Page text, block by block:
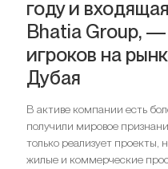
году и
Bhatia Group,
игроков на
Дубая
В активе компании есть
получили мировое
только реализует проекты,
жилые и коммерческие